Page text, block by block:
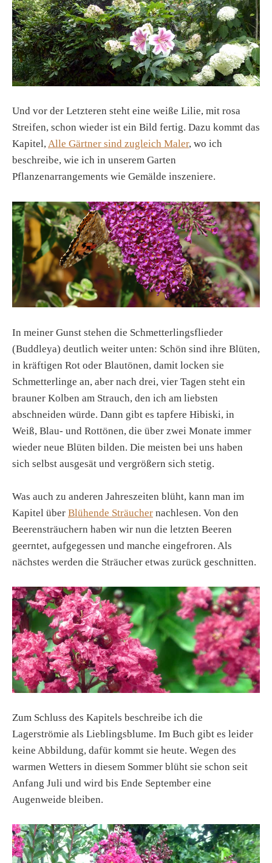
Und vor der Letzteren steht eine weiße Lilie, mit rosa
Streifen, schon wieder ist ein Bild fertig. Dazu kommt das
Kapitel,Alle Gärtner sind zugleich Maler, wo ich
beschreibe, wie ich in unserem Garten
Pflanzenarrangements wie Gemälde inszeniere.
In meiner Gunst stehen die Schmetterlingsflieder
(Buddleya) deutlich weiter unten: Schön sind ihre Blüten,
in kräftigen Rot oder Blautönen, damit locken sie
Schmetterlinge an, aber nach drei, vier Tagen steht ein
brauner Kolben am Strauch, den ich am liebsten
abschneiden würde. Dann gibt es tapfere Hibiski, in
Weiß, Blau- und Rottönen, die über zwei Monate immer
wieder neue Blüten bilden. Die meisten bei uns haben
sich selbst ausgesät und vergrößern sich stetig.
Was auch zu anderen Jahreszeiten blüht, kann man im
Kapitel über Blühende Sträucher nachlesen. Von den
Beerensträuchern haben wir nun die letzten Beeren
geerntet, aufgegessen und manche eingefroren. Als
nächstes werden die Sträucher etwas zurück geschnitten.
Zum Schluss des Kapitels beschreibe ich die
Lagerströmie als Lieblingsblume. Im Buch gibt es leider
keine Abbildung, dafür kommt sie heute. Wegen des
warmen Wetters in diesem Sommer blüht sie schon seit
Anfang Juli und wird bis Ende September eine
Augenweide bleiben.